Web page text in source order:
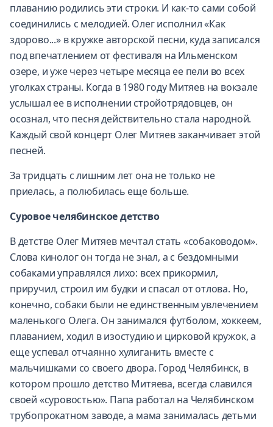
плаванию родились эти строки. И как-то сами собой
соединились с мелодией. Олег исполнил «Как
здорово...» в кружке авторской песни, куда записался
под впечатлением от фестиваля на Ильменском
озере, и уже через четыре месяца ее пели во всех
уголках страны. Когда в 1980 году Митяев на вокзале
услышал ее в исполнении стройотрядовцев, он
осознал, что песня действительно стала народной.
Каждый свой концерт Олег Митяев заканчивает этой
песней.
За тридцать с лишним лет она не только не
приелась, а полюбилась еще больше.
Суровое челябинское детство
В детстве Олег Митяев мечтал стать «собаководом».
Слова кинолог он тогда не знал, а с бездомными
собаками управлялся лихо: всех прикормил,
приручил, строил им будки и спасал от отлова. Но,
конечно, собаки были не единственным увлечением
маленького Олега. Он занимался футболом, хоккеем,
плаванием, ходил в изостудию и цирковой кружок, а
еще успевал отчаянно хулиганить вместе с
мальчишками со своего двора. Город Челябинск, в
котором прошло детство Митяева, всегда славился
своей «суровостью». Папа работал на Челябинском
трубопрокатном заводе, а мама занималась детьми